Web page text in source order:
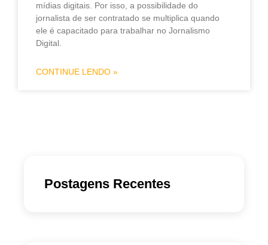
mídias digitais. Por isso, a possibilidade do
jornalista de ser contratado se multiplica quando
ele é capacitado para trabalhar no Jornalismo
Digital.
CONTINUE LENDO »
Postagens Recentes